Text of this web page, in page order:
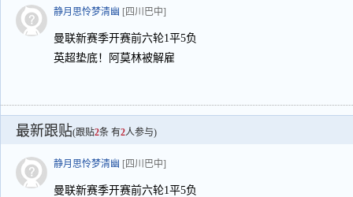
静月思怜梦清幽 [四川巴中]
曼联新赛季开赛前六轮1平5负
英超垫底！阿莫林被解雇
最新跟贴(跟贴2条 有2人参与)
静月思怜梦清幽 [四川巴中]
曼联新赛季开赛前六轮1平5负